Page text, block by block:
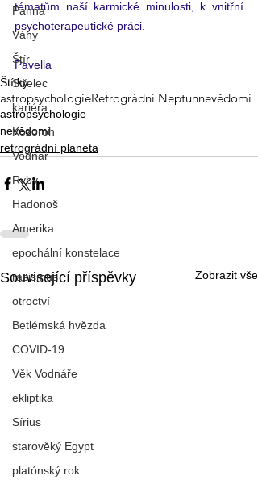
Panna
Váhy
Štír
Střelec
kariéra
Kozoroh
Vodnář
Ryby
Hadonoš
Amerika
epochální konstelace
rasismus
otroctví
Betlémská hvězda
COVID-19
Věk Vodnáře
ekliptika
Sírius
starověký Egypt
platónský rok
tématům naší karmické minulosti, k vnitřní
psychoterapeutické práci.
Pavella
Štítky:
astropsychologieRetrográdní Neptunnevědomí
astropsychologie
nevědomí
retrográdní planeta
Související příspěvky Zobrazit vše